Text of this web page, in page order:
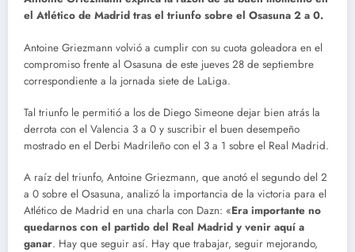
el Atlético de Madrid tras el triunfo sobre el Osasuna 2 a 0.
Antoine Griezmann volvió a cumplir con su cuota goleadora en el
compromiso frente al Osasuna de este jueves 28 de septiembre
correspondiente a la jornada siete de LaLiga.
Tal triunfo le permitió a los de Diego Simeone dejar bien atrás la
derrota con el Valencia 3 a 0 y suscribir el buen desempeño
mostrado en el Derbi Madrileño con el 3 a 1 sobre el Real Madrid.
A raíz del triunfo, Antoine Griezmann, que anotó el segundo del 2
a 0 sobre el Osasuna, analizó la importancia de la victoria para el
Atlético de Madrid en una charla con Dazn: «Era importante no
quedarnos con el partido del Real Madrid y venir aquí a
ganar. Hay que seguir así. Hay que trabajar, seguir mejorando,